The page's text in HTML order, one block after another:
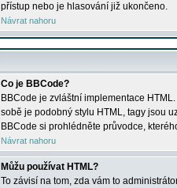
přístup nebo je hlasování již ukončeno.
Návrat nahoru
Co je BBCode?
BBCode je zvláštní implementace
sobě je podobný stylu HTML, tagy jsou
BBCode si prohlédněte průvodce,
Návrat nahoru
Můžu používat HTML?
To závisí na tom, zda vám to